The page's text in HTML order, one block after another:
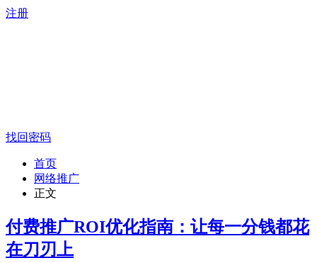
注册
找回密码
首页
网络推广
正文
付费推广ROI优化指南：让每一分钱都花
在刀刃上